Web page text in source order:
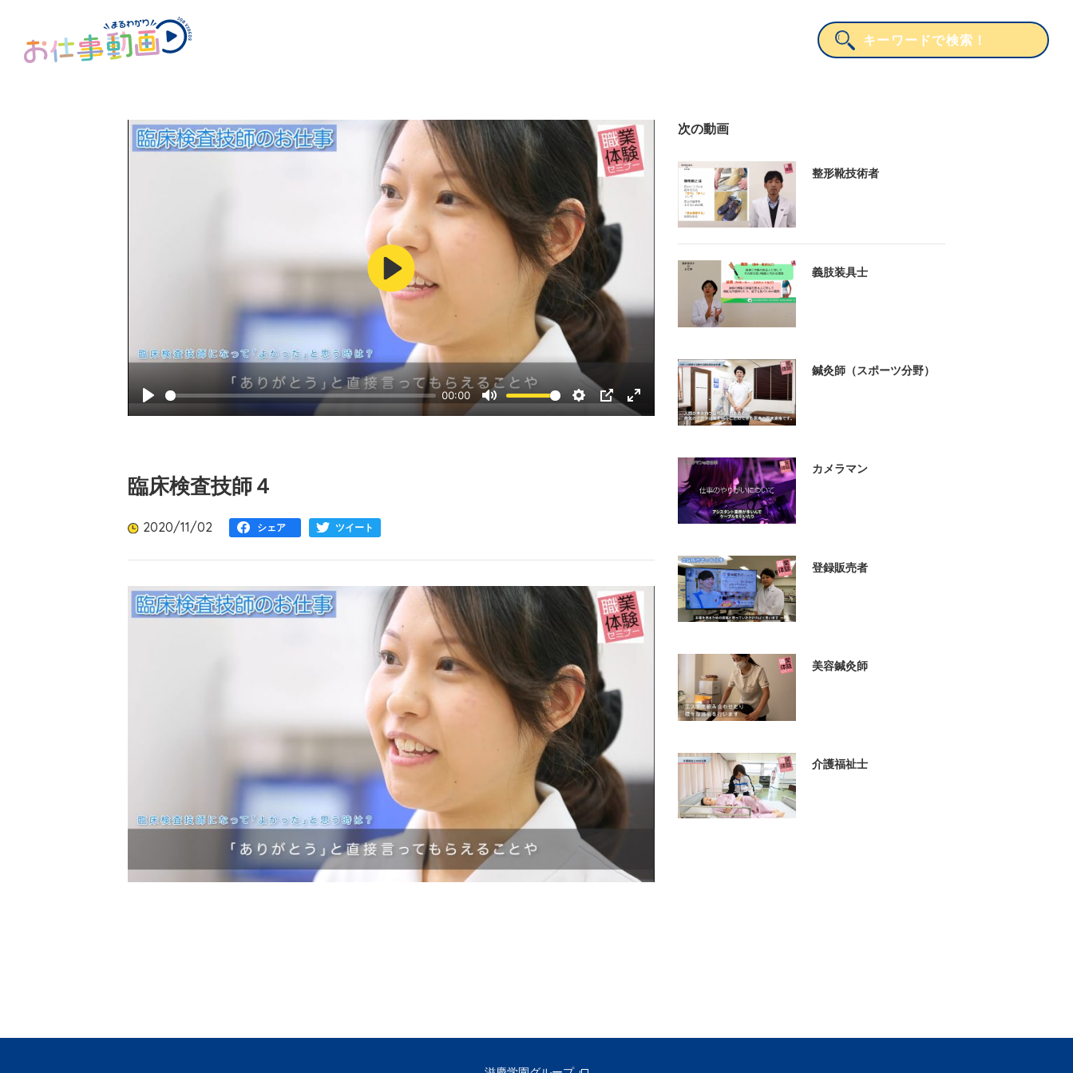
00:00
SettingsPIP
Enter
fullscreen
Play
臨床検査技師４
2020/11/02 シェア ツイート
次の動画
整形靴技術者
義肢装具士
鍼灸師（スポーツ分野）
カメラマン
登録販売者
美容鍼灸師
介護福祉士